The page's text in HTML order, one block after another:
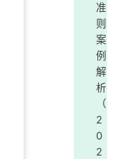
准
则
案
例
解
析
（
2
0
2